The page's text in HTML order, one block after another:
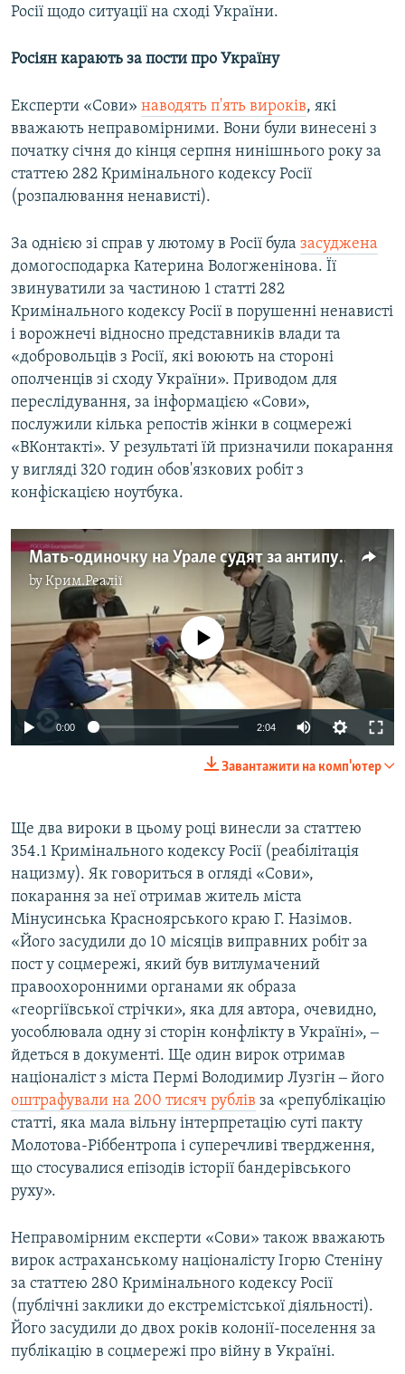
Росії щодо ситуації на сході України.
Росіян карають за пости про Україну
Експерти «Сови» наводять п'ять вироків, які
вважають неправомірними. Вони були винесені з
початку січня до кінця серпня нинішнього року за
статтею 282 Кримінального кодексу Росії
(розпалювання ненависті).
За однією зі справ у лютому в Росії була засуджена
домогосподарка Катерина Вологженінова. Її
звинуватили за частиною 1 статті 282
Кримінального кодексу Росії в порушенні ненависті
і ворожнечі відносно представників влади та
«добровольців з Росії, які воюють на стороні
ополченців зі сходу України». Приводом для
переслідування, за інформацією «Сови»,
послужили кілька репостів жінки в соцмережі
«ВКонтакті». У результаті їй призначили покарання
у вигляді 320 годин обов'язкових робіт з
конфіскацією ноутбука.
Мать-одиночку на Урале судят за антипутинскую карикатуру (видео)
byКрим.Реалії
No media source currently available
0:00 2:04
Завантажити на комп'ютер
Ще два вироки в цьому році винесли за статтею
354.1 Кримінального кодексу Росії (реабілітація
нацизму). Як говориться в огляді «Сови»,
покарання за неї отримав житель міста
Мінусинська Красноярського краю Г. Назімов.
«Його засудили до 10 місяців виправних робіт за
пост у соцмережі, який був витлумачений
правоохоронними органами як образа
«георгіївської стрічки», яка для автора, очевидно,
уособлювала одну зі сторін конфлікту в Україні», ‒
йдеться в документі. Ще один вирок отримав
націоналіст з міста Пермі Володимир Лузгін ‒ його
оштрафували на 200 тисяч рублів за «републікацію
статті, яка мала вільну інтерпретацію суті пакту
Молотова-Ріббентропа і суперечливі твердження,
що стосувалися епізодів історії бандерівського
руху».
Неправомірним експерти «Сови» також вважають
вирок астраханському націоналісту Ігорю Стеніну
за статтею 280 Кримінального кодексу Росії
(публічні заклики до екстремістської діяльності).
Його засудили до двох років колонії-поселення за
публікацію в соцмережі про війну в Україні.